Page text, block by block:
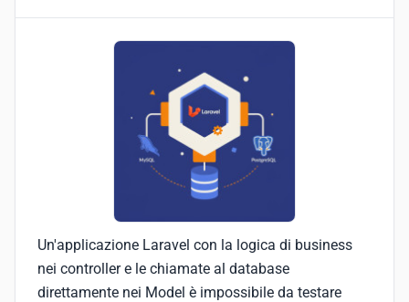
Un'applicazione Laravel con la logica di business
nei controller e le chiamate al database
direttamente nei Model è impossibile da testare